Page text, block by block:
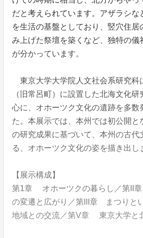
だと考えられています。アザラシな
を生活の基盤としており、竪穴住居
み上げた祭壇を築くなど、独特の儀
が分かっています。
東京大学大学院人文社会系研究科
（旧常呂町）に設置した北海文化
心に、オホーツク文化の遺跡を多数
た。本展示では、本州では初公開と
の研究成果に基づいて、本州の古代
る、オホーツク文化の姿を描き出し
【展示構成】
第1章 オホーツクの暮らし／第II
の変遷と広がり／第III章 まつり
地域との交流／第V章 東京大学と